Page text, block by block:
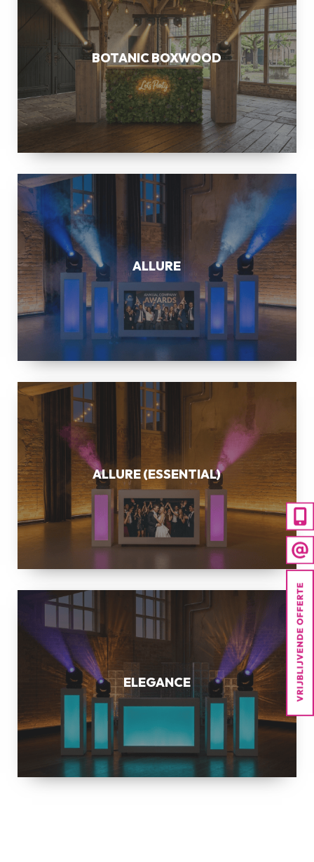
BOTANIC BOXWOOD
ALLURE
ALLURE
ALLURE (ESSENTIAL)
ALLURE
(ESSENTIAL)
ELEGANCE
ELEGANCE